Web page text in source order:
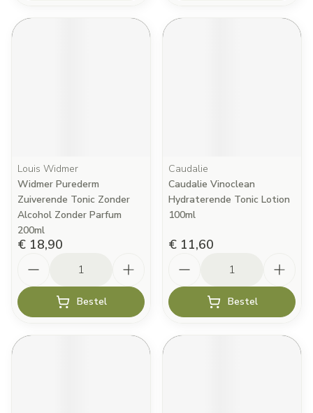
Louis Widmer
Widmer Purederm
Zuiverende Tonic Zonder
Alcohol Zonder Parfum
200ml
€ 18,90
Bestel
Caudalie
Caudalie Vinoclean
Hydraterende Tonic Lotion
100ml
€ 11,60
Bestel